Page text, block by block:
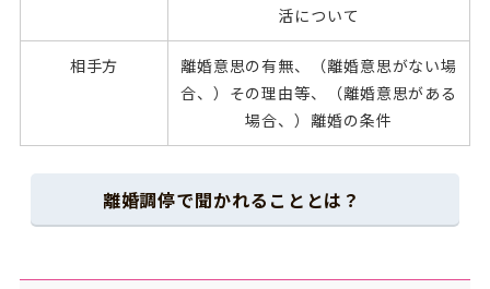
活について
相手方
離婚意思の有無、（離婚意思がない場
合、）その理由等、（離婚意思がある
場合、）離婚の条件
離婚調停で聞かれることとは？